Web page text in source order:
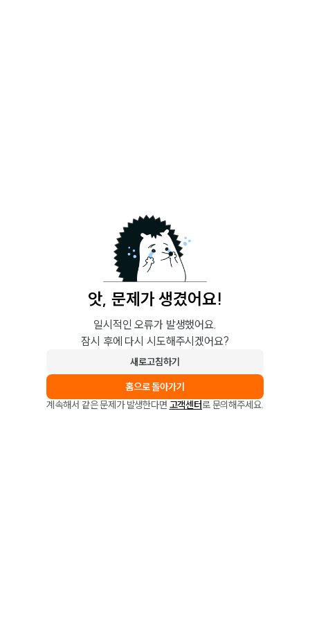
앗, 문제가 생겼어요!
일시적인 오류가 발생했어요.
잠시 후에 다시 시도해주시겠어요?
새로고침하기
홈으로 돌아가기
계속해서 같은 문제가 발생한다면 고객센터로 문의해주세요.